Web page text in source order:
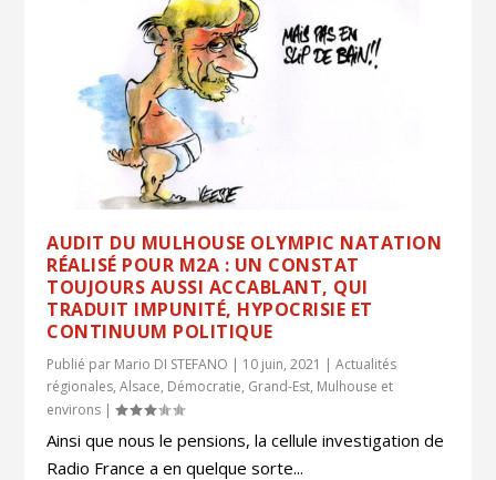
AUDIT DU MULHOUSE OLYMPIC NATATION
RÉALISÉ POUR M2A : UN CONSTAT
TOUJOURS AUSSI ACCABLANT, QUI
TRADUIT IMPUNITÉ, HYPOCRISIE ET
CONTINUUM POLITIQUE
Publié par Mario DI STEFANO | 10 juin, 2021 |Actualités
régionales,Alsace, Démocratie, Grand-Est, Mulhouse et
environs |
Ainsi que nous le pensions, la cellule investigation de
Radio France a en quelque sorte...